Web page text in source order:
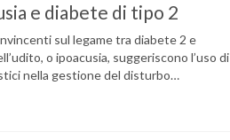
e diabete di tipo 2
sul legame tra diabete 2 e
o ipoacusia, suggeriscono l’uso di
nella gestione del disturbo